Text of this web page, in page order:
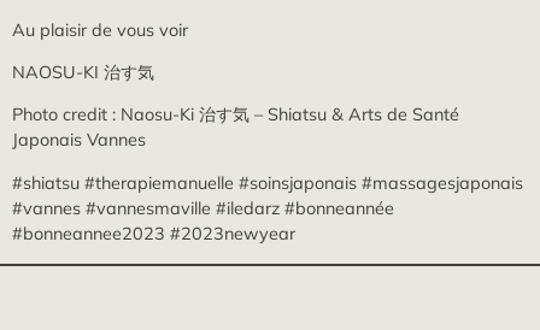
Au plaisir de vous voir
NAOSU-KI 治す気
Photo credit : Naosu-Ki 治す気 – Shiatsu & Arts de Santé
Japonais Vannes
#shiatsu #therapiemanuelle #soinsjaponais #massagesjaponais
#vannes #vannesmaville #iledarz #bonneannée
#bonneannee2023 #2023newyear